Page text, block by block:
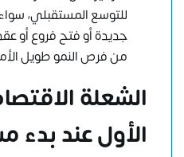
للتوسع المستقبلي،
جديدة أو فتح فروع أو
من فرص النمو طويل
الشعلة
الأول عند